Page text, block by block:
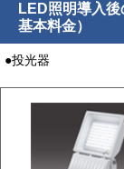
LED照明導入
基本料金）
●投光器